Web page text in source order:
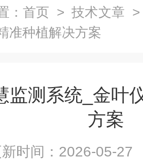
： 首页 > 技术文章
准种植解决方案
监测系统_金叶
方案
新时间：2026-05-